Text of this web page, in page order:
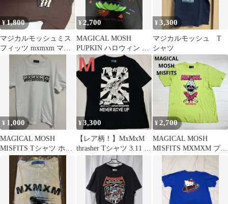
¥1,800
マジカルモッシュミス
フィッツ mxmxm マモ
ミ パンクドランカーズ
¥ 2,700
MAGICAL MOSH
PUPKIN ハロウィン ロ
ングスリーブTシャツ
¥3,300
マジカルモッシュ T
シャツ
¥ 1,000
MAGICAL MOSH
MISFITS Tシャツ ホワ
イト M
¥3,300
【レア柄！】MxMxM
thrasher Tシャツ 3.11 ブ
ラック M
¥2,700
MAGICAL MOSH
MISFITS MXMXM プリ
ントTシャツ M